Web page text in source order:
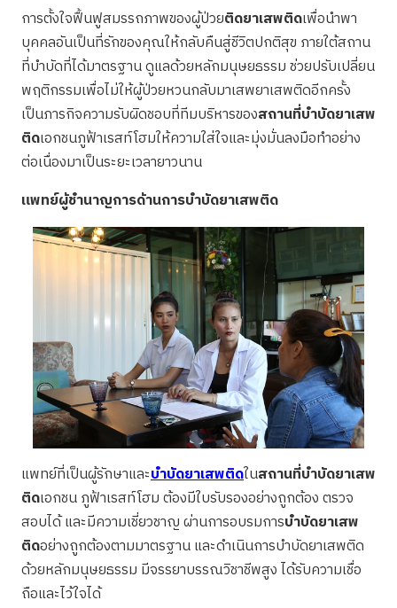
การตั้งใจฟื้นฟูสมรรถภาพของผู้ป่วยติดยาเสพติดเพื่อนำพา
บุคคลอันเป็นที่รักของคุณให้กลับคืนสู่ชีวิตปกติสุข ภายใต้สถาน
ที่บำบัดที่ได้มาตรฐาน ดูแลด้วยหลักมนุษยธรรม ช่วยปรับเปลี่ยน
พฤติกรรมเพื่อไม่ให้ผู้ป่วยหวนกลับมาเสพยาเสพติดอีกครั้ง
เป็นภารกิจความรับผิดชอบที่ทีมบริหารของสถานที่บำบัดยาเสพ
ติดเอกชนภูฟ้าเรสท์โฮมให้ความใส่ใจและมุ่งมั่นลงมือทำอย่าง
ต่อเนื่องมาเป็นระยะเวลายาวนาน
แพทย์ผู้ชำนาญการด้านการบำบัดยาเสพติด
แพทย์ที่เป็นผู้รักษาและบำบัดยาเสพติดในสถานที่บำบัดยาเสพ
ติดเอกชน ภูฟ้าเรสท์โฮม ต้องมีใบรับรองอย่างถูกต้อง ตรวจ
สอบได้ และมีความเชี่ยวชาญ ผ่านการอบรมการบำบัดยาเสพ
ติดอย่างถูกต้องตามมาตรฐาน และดำเนินการบำบัดยาเสพติด
ด้วยหลักมนุษยธรรม มีจรรยาบรรณวิชาชีพสูง ได้รับความเชื่อ
ถือและไว้ใจได้